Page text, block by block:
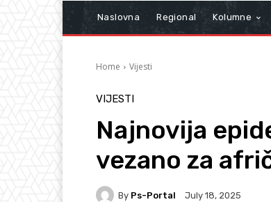
Naslovna Regional Kolumne
Home Vijesti
VIJESTI
Najnovija
vezano za
By Ps-Portal July 18, 2025